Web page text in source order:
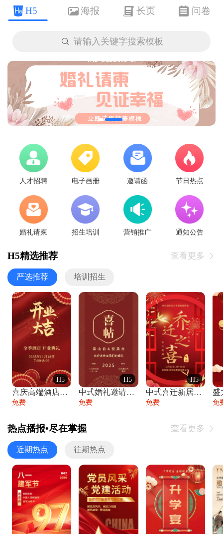
H5 海报 长页 问卷
 请输入关键字搜索模板
人才招聘 电子画册 邀请函 节日热点
婚礼请柬 招生培训 营销推广 通知公告
H5精选推荐 查看更多 
严选推荐 培训招生
H5
喜庆高端酒店开业大吉邀请函
免费
H5
中式婚礼邀请函中国风传统复古婚礼请柬请帖
免费
H5
中式喜迁新居乔迁之喜邀请函宴会请帖
免费 免
热点播报•尽在掌握 查看更多 
近期热点 往期热点